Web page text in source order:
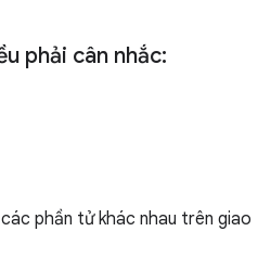
phải cân nhắc:
phần tử khác nhau trên giao